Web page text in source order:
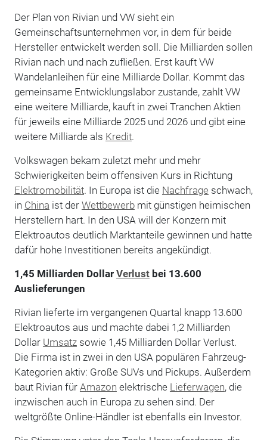
Der Plan von Rivian und VW sieht ein
Gemeinschaftsunternehmen vor, in dem für beide
Hersteller entwickelt werden soll. Die Milliarden sollen
Rivian nach und nach zufließen. Erst kauft VW
Wandelanleihen für eine Milliarde Dollar. Kommt das
gemeinsame Entwicklungslabor zustande, zahlt VW
eine weitere Milliarde, kauft in zwei Tranchen Aktien
für jeweils eine Milliarde 2025 und 2026 und gibt eine
weitere Milliarde als Kredit.
Volkswagen bekam zuletzt mehr und mehr
Schwierigkeiten beim offensiven Kurs in Richtung
Elektromobilität. In Europa ist die Nachfrage schwach,
in China ist der Wettbewerbmit günstigen heimischen
Herstellern hart. In den USA will der Konzern mit
Elektroautos deutlich Marktanteile gewinnen und hatte
dafür hohe Investitionen bereits angekündigt.
1,45 Milliarden Dollar Verlustbei 13.600
Auslieferungen
Rivian lieferte im vergangenen Quartal knapp 13.600
Elektroautos aus und machte dabei 1,2 Milliarden
Dollar Umsatzsowie 1,45 Milliarden Dollar Verlust.
Die Firma ist in zwei in den USA populären Fahrzeug-
Kategorien aktiv: Große SUVs und Pickups. Außerdem
baut Rivian für Amazon elektrische Lieferwagen, die
inzwischen auch in Europa zu sehen sind. Der
weltgrößte Online-Händler ist ebenfalls ein Investor.